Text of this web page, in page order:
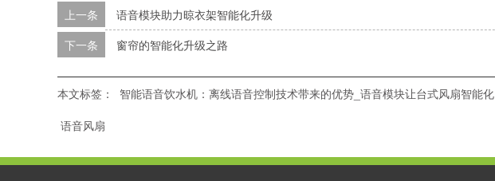
上一条
语音模块助力晾衣架智能化升级
下一条 窗帘的智能化升级之路
本文标签： 智能语音饮水机：离线语音控制技术带来的优势_语音模块让台式风扇智能化
语音风扇